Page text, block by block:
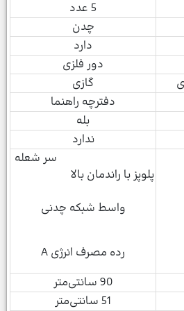
5 عدد
چدن
دارد
دور فلزی
گازی
دفترچه راهنما
بله
ندارد
سر شعله
پلوپز با راندمان بالا
واسط شبکه چدنی
رده مصرف انرژی A
90 سانتی‌متر
51 سانتی‌متر